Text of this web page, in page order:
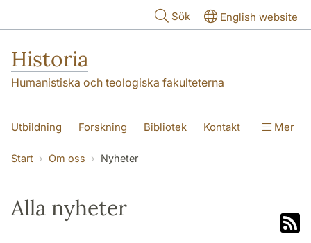
Sök English website
Historia
Humanistiska och teologiska fakulteterna
Utbildning Forskning Bibliotek Kontakt
Om oss
Mer
Start Om oss Nyheter
Alla nyheter